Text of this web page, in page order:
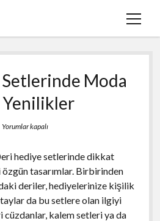
menüyü
Takipçi Hilesi
Moda
Yorumlar kapalı
hediye setlerinde dikkat
tasarımlar. Birbirinden
deriler, hediyelerinize kişilik
da bu setlere olan ilgiyi
cüzdanlar, kalem setleri ya da